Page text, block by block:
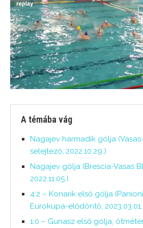
A témába vág
Nagajev harmadik gólja
selejtező, 2022.10.29.)
Nagajev gólja (Brescia-Vasas
2022.11.05.)
4:2 – Konarik első gólja
Eurokupa-elődöntő,
1:0 – Gunasz első gólja,